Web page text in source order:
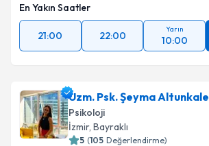
En Yakın Saatler
21:00 22:00
Yarın
10:00
Uzm. Psk. Şeyma
Psikoloji
İzmir, Bayraklı
5 (105 Değerlendirme)